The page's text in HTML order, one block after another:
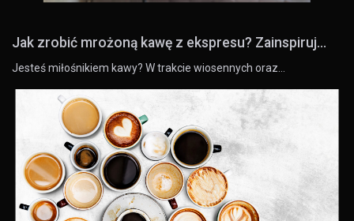
Jak zrobić mrożoną kawę z ekspresu? Zainspiruj...
Jesteś miłośnikiem kawy? W trakcie wiosennych oraz…